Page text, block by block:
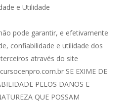
e Utilidade
pode garantir, e efetivamente
confiabilidade e utilidade dos
através do site
SE EXIME DE
PELOS DANOS E
QUE POSSAM